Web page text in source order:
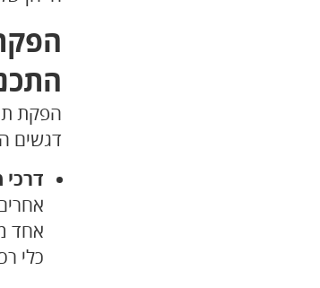
הפקת
דגשים
אחד
כלי